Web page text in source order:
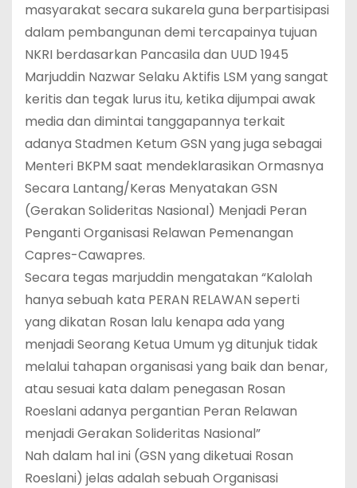
masyarakat secara sukarela guna berpartisipasi
dalam pembangunan demi tercapainya tujuan
NKRI berdasarkan Pancasila dan UUD 1945
Marjuddin Nazwar Selaku Aktifis LSM yang sangat
keritis dan tegak lurus itu, ketika dijumpai awak
media dan dimintai tanggapannya terkait
adanya Stadmen Ketum GSN yang juga sebagai
Menteri BKPM saat mendeklarasikan Ormasnya
Secara Lantang/Keras Menyatakan GSN
(Gerakan Solideritas Nasional) Menjadi Peran
Penganti Organisasi Relawan Pemenangan
Capres-Cawapres.
Secara tegas marjuddin mengatakan “Kalolah
hanya sebuah kata PERAN RELAWAN seperti
yang dikatan Rosan lalu kenapa ada yang
menjadi Seorang Ketua Umum yg ditunjuk tidak
melalui tahapan organisasi yang baik dan benar,
atau sesuai kata dalam penegasan Rosan
Roeslani adanya pergantian Peran Relawan
menjadi Gerakan Solideritas Nasional”
Nah dalam hal ini (GSN yang diketuai Rosan
Roeslani) jelas adalah sebuah Organisasi